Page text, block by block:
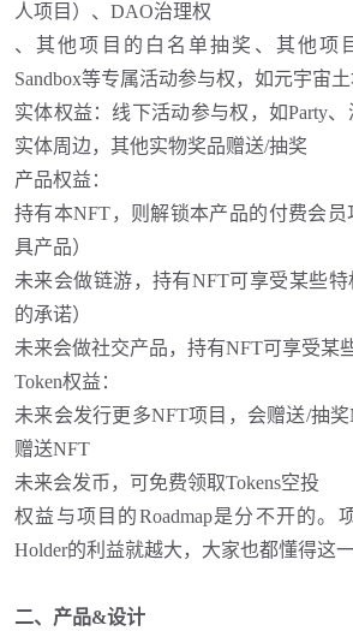
人项目） 、 DAO治理权
、其他项目的白名单抽奖 、 其他项
Sandbox等专属活动参与权，如元宇宙
实体权益 ： 线下活动参与权，如Party
实体周边，其他实物奖品赠送/抽奖
产品权益 ：
持有本NFT，则解锁本产品的付费会
具产品）
未来会做链游，持有NFT可享受某些
的承诺）
未来会做社交产品，持有NFT可享受某
Token权益 ：
未来会发行更多NFT项目，会赠送/抽
赠送NFT
未来会发币，可免费领取Tokens空投
权益与项目的Roadmap是分不开的。
Holder的利益就越大，大家也都懂得这一
二、产品&设计